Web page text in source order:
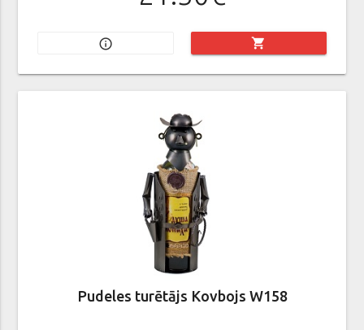
info_outline shopping_cart
Pudeles turētājs Kovbojs W158